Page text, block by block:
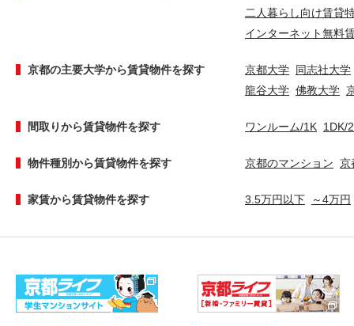
二人暮らし向け賃貸
インターネット無料
京都の主要大学から賃貸物件を探す 京都大学 同志社大学
龍谷大学 佛教大学
間取りから賃貸物件を探す ワンルーム/1K 1DK/
物件種別から賃貸物件を探す 京都のマンション 京
家賃から賃貸物件を探す 3.5万円以下 ～4万円